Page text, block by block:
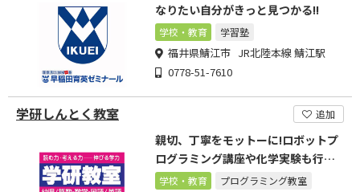
なりたい自分がきっと見つかる!!
学校・教育 学習塾
福井県鯖江市 JR北陸本線 鯖江駅
0778-51-7610
学研しんとく教室 追加
親切、丁寧をモットーに!ロボットプ
ログラミング講座や化学実験も行っ
ております!
学校・教育 プログラミング教室